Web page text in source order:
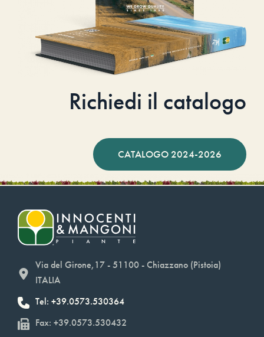
Richiedi il catalogo
CATALOGO 2024-2026
Via del Girone,17 - 51100 - Chiazzano (Pistoia)
ITALIA
Tel: +39.0573.530364
Fax: +39.0573.530432